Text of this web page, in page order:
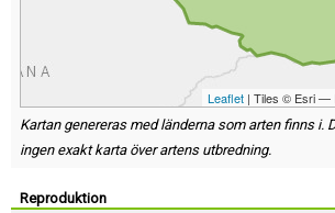
Leaflet | Tiles © Esri —
Kartan genereras med länderna som arten finns i.
ingen exakt karta över artens utbredning.
Reproduktion